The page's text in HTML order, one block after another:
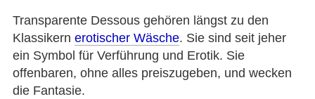
Transparente Dessous gehören längst zu den
Klassikern erotischer Wäsche. Sie sind seit jeher
ein Symbol für Verführung und Erotik. Sie
offenbaren, ohne alles preiszugeben, und wecken
die Fantasie.